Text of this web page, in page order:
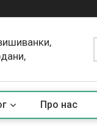
Про нас